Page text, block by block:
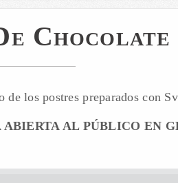
Chocolate
de los postres preparados con
AL PÚBLICO EN